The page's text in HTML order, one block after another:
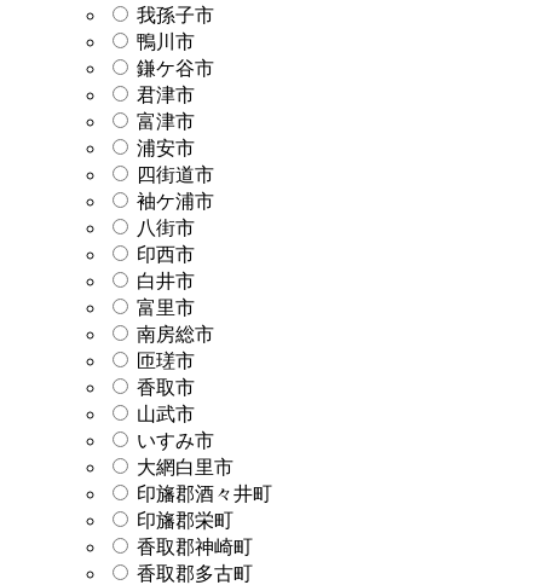
我孫子市
鴨川市
鎌ケ谷市
君津市
富津市
浦安市
四街道市
袖ケ浦市
八街市
印西市
白井市
富里市
南房総市
匝瑳市
香取市
山武市
いすみ市
大網白里市
印旛郡酒々井町
印旛郡栄町
香取郡神崎町
香取郡多古町